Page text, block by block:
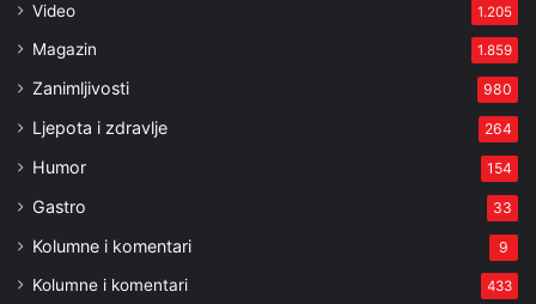
Video 1.205
Magazin 1.859
Zanimljivosti 980
Ljepota i zdravlje 264
Humor 154
Gastro 33
Kolumne i komentari 9
Kolumne i komentari 433